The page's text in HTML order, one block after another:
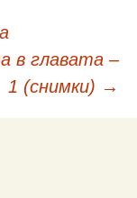
в главата –
1 (снимки) →